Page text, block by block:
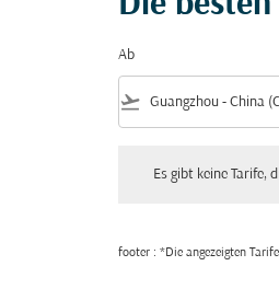
Ab
flight_takeoff
Es gibt keine Tarife,
footer : *Die angezeigten